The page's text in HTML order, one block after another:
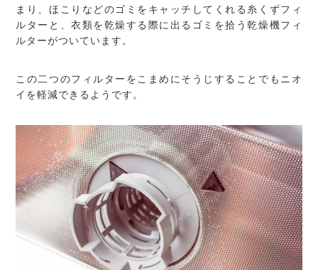
まり、ほこりなどのゴミをキャッチしてくれる糸くずフィ
ルターと、衣類を乾燥する際に出るゴミを拾う乾燥機フィ
ルターがついています。
この二つのフィルターをこまめにそうじすることでもニオ
イを軽減できるようです。